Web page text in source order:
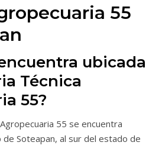
55
ubicada
Técnica
55?
55 se encuentra
de Soteapan, al sur del estado de